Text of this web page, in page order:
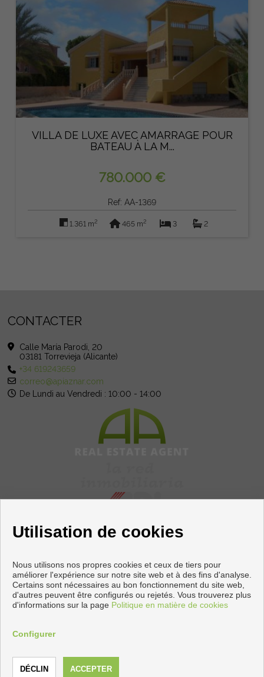
VILLA DE LUXE AVEC AMARRAGE POUR
BATEAU À LA M...
780.000 €
Ref: AA-1369
1.361 m2 465 m2 3 2
CONTACTER
Calle María Parodi, 20
03181 Torrevieja (Alicante)
+34 619243659
correo@apiaznar.com
De Lundi au Vendredi : 10:00 - 14:00
Appartements et maisons à vendre à Torrevieja
Utilisation de cookies
Nous utilisons nos propres cookies et ceux de tiers pour
améliorer l'expérience sur notre site web et à des fins d'analyse.
Certains sont nécessaires au bon fonctionnement du site web,
d'autres peuvent être configurés ou rejetés. Vous trouverez plus
d'informations sur la page Politique en matière de cookies
Configurer